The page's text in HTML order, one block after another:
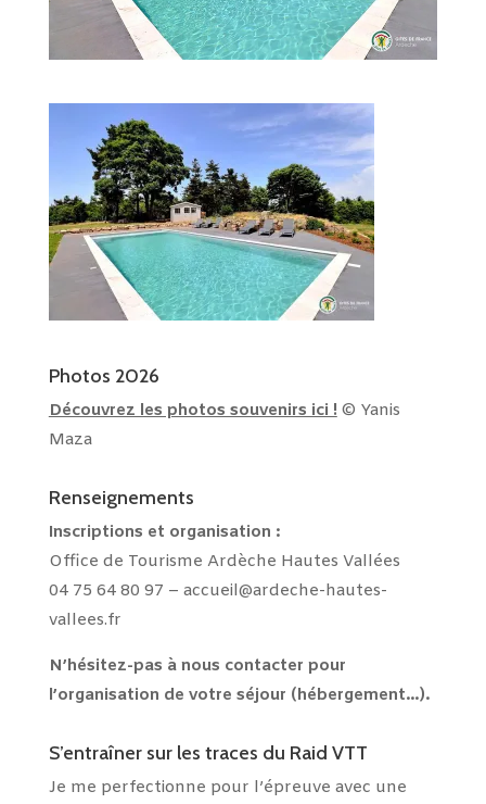
Photos 2026
Découvrez les photos souvenirs ici ! © Yanis
Maza
Renseignements
Inscriptions et organisation :
Office de Tourisme Ardèche Hautes Vallées
04 75 64 80 97 – accueil@ardeche-hautes-
vallees.fr
N’hésitez-pas à nous contacter pour
l’organisation de votre séjour (hébergement…).
S’entraîner sur les traces du Raid VTT
Je me perfectionne pour l’épreuve avec une